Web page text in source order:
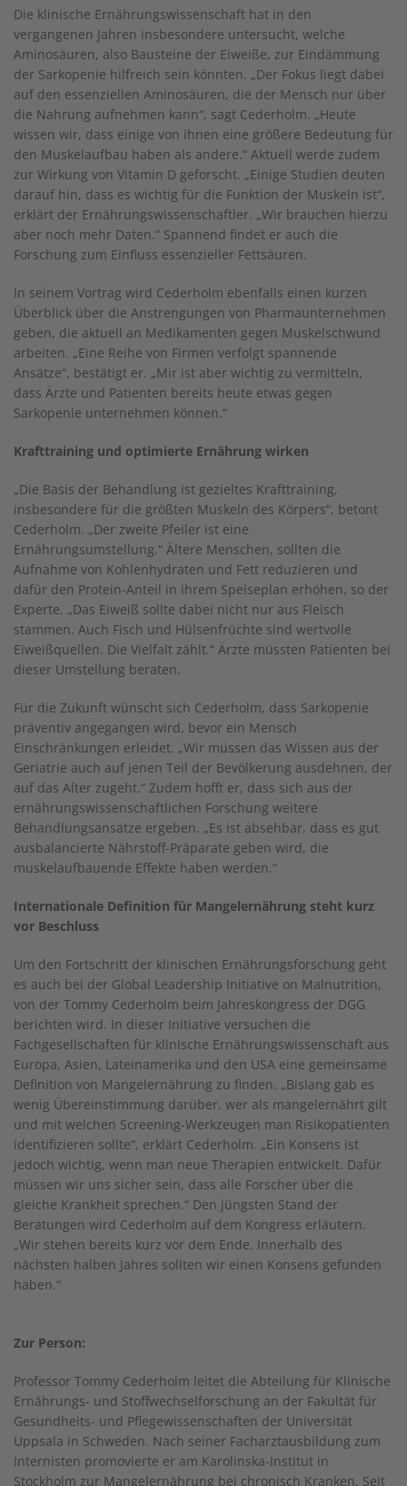
Die klinische Ernährungswissenschaft hat in den
vergangenen Jahren insbesondere untersucht, welche
Aminosäuren, also Bausteine der Eiweiße, zur Eindämmung
der Sarkopenie hilfreich sein könnten. „Der Fokus liegt dabei
auf den essenziellen Aminosäuren, die der Mensch nur über
die Nahrung aufnehmen kann“, sagt Cederholm. „Heute
wissen wir, dass einige von ihnen eine größere Bedeutung für
den Muskelaufbau haben als andere.“ Aktuell werde zudem
zur Wirkung von Vitamin D geforscht. „Einige Studien deuten
darauf hin, dass es wichtig für die Funktion der Muskeln ist“,
erklärt der Ernährungswissenschaftler. „Wir brauchen hierzu
aber noch mehr Daten.“ Spannend findet er auch die
Forschung zum Einfluss essenzieller Fettsäuren.
In seinem Vortrag wird Cederholm ebenfalls einen kurzen
Überblick über die Anstrengungen von Pharmaunternehmen
geben, die aktuell an Medikamenten gegen Muskelschwund
arbeiten. „Eine Reihe von Firmen verfolgt spannende
Ansätze“, bestätigt er. „Mir ist aber wichtig zu vermitteln,
dass Ärzte und Patienten bereits heute etwas gegen
Sarkopenie unternehmen können.“
Krafttraining und optimierte Ernährung wirken
„Die Basis der Behandlung ist gezieltes Krafttraining,
insbesondere für die größten Muskeln des Körpers“, betont
Cederholm. „Der zweite Pfeiler ist eine
Ernährungsumstellung.“ Ältere Menschen, sollten die
Aufnahme von Kohlenhydraten und Fett reduzieren und
dafür den Protein-Anteil in ihrem Speiseplan erhöhen, so der
Experte. „Das Eiweiß sollte dabei nicht nur aus Fleisch
stammen. Auch Fisch und Hülsenfrüchte sind wertvolle
Eiweißquellen. Die Vielfalt zählt.“ Ärzte müssten Patienten bei
dieser Umstellung beraten.
Für die Zukunft wünscht sich Cederholm, dass Sarkopenie
präventiv angegangen wird, bevor ein Mensch
Einschränkungen erleidet. „Wir müssen das Wissen aus der
Geriatrie auch auf jenen Teil der Bevölkerung ausdehnen, der
auf das Alter zugeht.“ Zudem hofft er, dass sich aus der
ernährungswissenschaftlichen Forschung weitere
Behandlungsansätze ergeben. „Es ist absehbar, dass es gut
ausbalancierte Nährstoff-Präparate geben wird, die
muskelaufbauende Effekte haben werden.“
Internationale Definition für Mangelernährung steht kurz
vor Beschluss
Um den Fortschritt der klinischen Ernährungsforschung geht
es auch bei der Global Leadership Initiative on Malnutrition,
von der Tommy Cederholm beim Jahreskongress der DGG
berichten wird. In dieser Initiative versuchen die
Fachgesellschaften für klinische Ernährungswissenschaft aus
Europa, Asien, Lateinamerika und den USA eine gemeinsame
Definition von Mangelernährung zu finden. „Bislang gab es
wenig Übereinstimmung darüber, wer als mangelernährt gilt
und mit welchen Screening-Werkzeugen man Risikopatienten
identifizieren sollte“, erklärt Cederholm. „Ein Konsens ist
jedoch wichtig, wenn man neue Therapien entwickelt. Dafür
müssen wir uns sicher sein, dass alle Forscher über die
gleiche Krankheit sprechen.“ Den jüngsten Stand der
Beratungen wird Cederholm auf dem Kongress erläutern.
„Wir stehen bereits kurz vor dem Ende. Innerhalb des
nächsten halben Jahres sollten wir einen Konsens gefunden
haben.“
Zur Person:
Professor Tommy Cederholm leitet die Abteilung für Klinische
Ernährungs- und Stoffwechselforschung an der Fakultät für
Gesundheits- und Pflegewissenschaften der Universität
Uppsala in Schweden. Nach seiner Facharztausbildung zum
Internisten promovierte er am Karolinska-Institut in
Stockholm zur Mangelernährung bei chronisch Kranken. Seit